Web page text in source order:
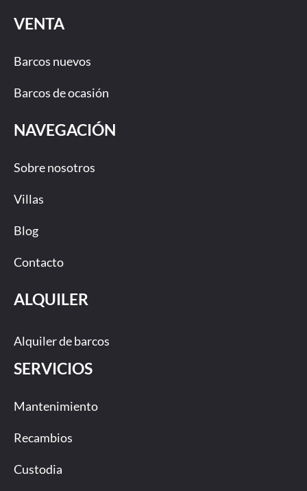
VENTA
Barcos nuevos
Barcos de ocasión
NAVEGACIÓN
Sobre nosotros
Villas
Blog
Contacto
ALQUILER
Alquiler de barcos
SERVICIOS
Mantenimiento
Recambios
Custodia